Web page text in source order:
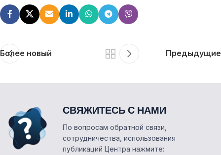
Более новый Предыдущие
СВЯЖИТЕСЬ С НАМИ
По вопросам обратной связи,
сотрудничества, использования
публикаций Центра нажмите: